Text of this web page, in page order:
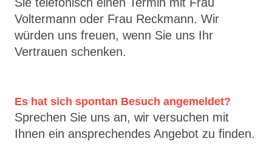
Voltermann oder Frau Reckmann. Wir
würden uns freuen, wenn Sie uns Ihr
Vertrauen schenken.
Es hat sich spontan Besuch angemeldet?
Sprechen Sie uns an, wir versuchen mit
Ihnen ein ansprechendes Angebot zu finden.